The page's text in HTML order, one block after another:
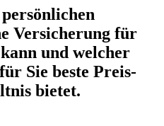
Versicherung für
und welcher
Sie beste Preis-
bietet.